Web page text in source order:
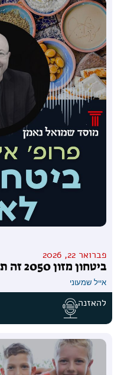
פברואר 22, 2026
ביטחון מזון 2050 זה תרחיש שמתחיל עכשיו
אייל שמעוני
להאזנה